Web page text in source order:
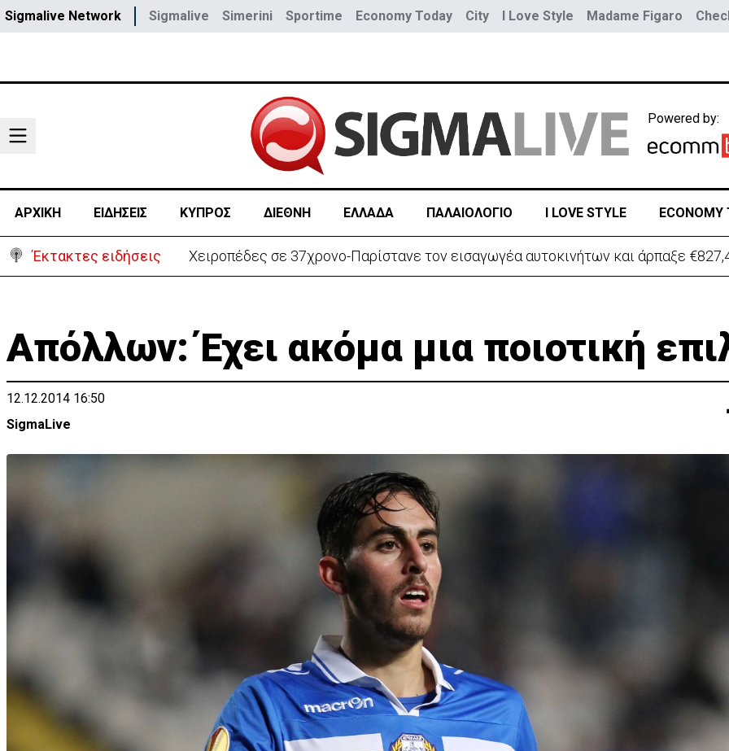
Sigmalive Network Sigmalive Simerini Sportime Economy Today City I Love Style Madame Figaro
Powered by:
ΑΡΧΙΚΗ ΕΙΔΗΣΕΙΣ ΚΥΠΡΟΣ ΔΙΕΘΝΗ ΕΛΛΑΔΑ ΠΑΛΑΙΟΛΟΓΙΟ I LOVE STYLE ECONOMY
Έκτακτες ειδήσεις Χειροπέδες σε 37χρονο-Παρίστανε τον εισαγωγέα αυτοκινήτων και άρπαξε
Απόλλων: Έχει ακόμα μια ποιοτική
12.12.2014 16:50
SigmaLive